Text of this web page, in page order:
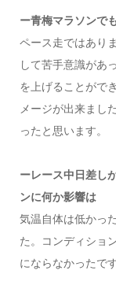
ー青梅マラソンで
ペース走ではあり
して苦手意識があ
を上げることがで
メージが出来まし
ったと思います。
ーレース中日差し
ンに何か影響は
気温自体は低かっ
た。コンディショ
にならなかったです